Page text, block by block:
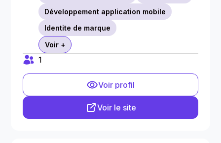
Développement application mobile
Identite de marque
Voir +
1
Voir profil
Voir le site